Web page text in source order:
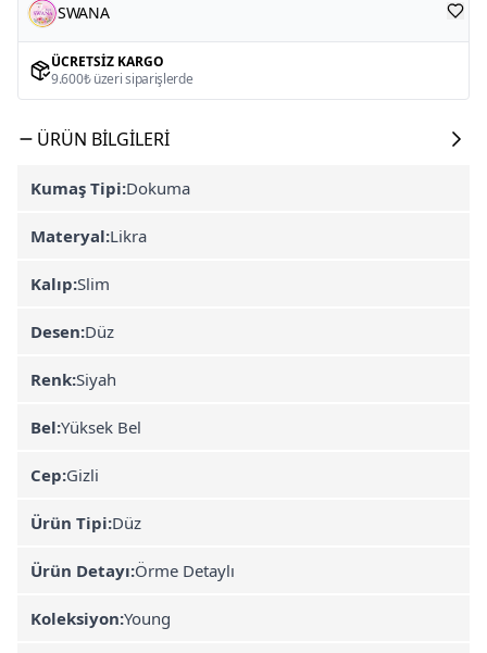
SWANA
ÜCRETSIZ KARGO
9.600₺ üzeri siparişlerde
ÜRÜN BILGILERI
Kumaş Tipi:Dokuma
Materyal:Likra
Kalıp:Slim
Desen:Düz
Renk:Siyah
Bel:Yüksek Bel
Cep:Gizli
Ürün Tipi:Düz
Ürün Detayı:Örme Detaylı
Koleksiyon:Young